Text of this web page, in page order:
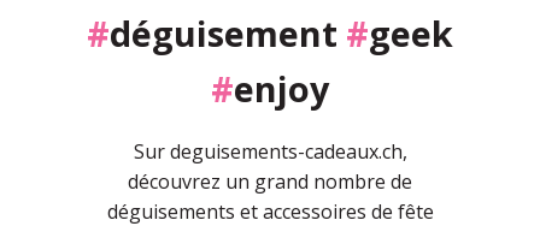
#déguisement #geek
#enjoy
Sur deguisements-cadeaux.ch,
découvrez un grand nombre de
déguisements et accessoires de fête